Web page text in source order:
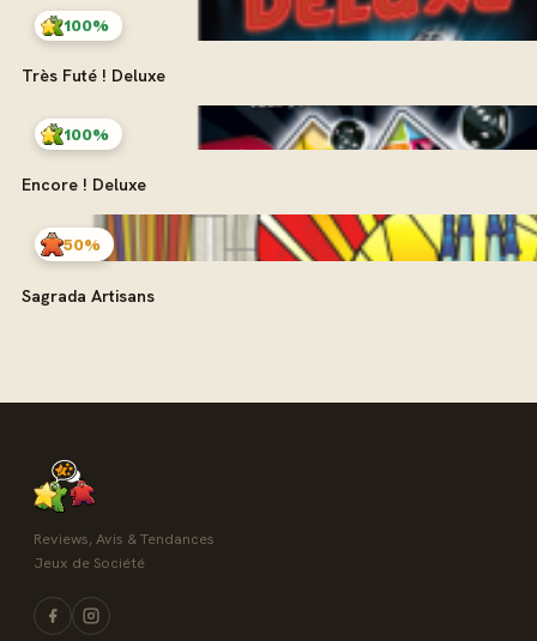
100%
Très Futé ! Deluxe
100%
Encore ! Deluxe
50%
Sagrada Artisans
Reviews, Avis & Tendances
Jeux de Société